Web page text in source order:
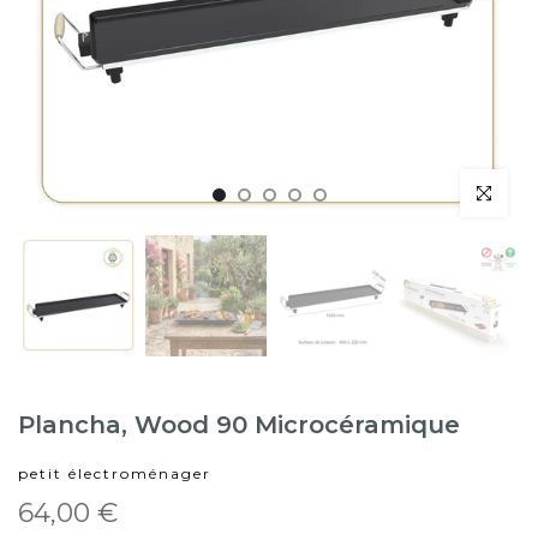
Plancha, Wood 90 Microcéramique
petit électroménager
64,00 €